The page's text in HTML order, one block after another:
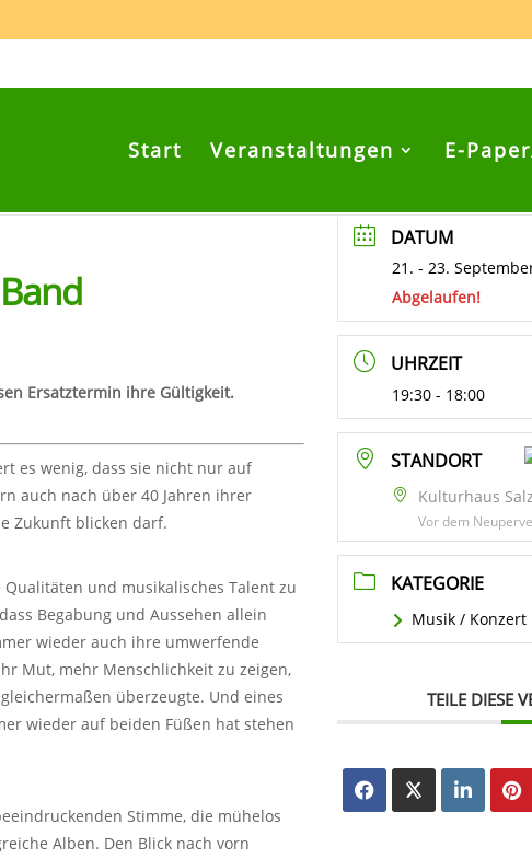
Start Veranstaltungen E-
Ersatztermin ihre Gültigkeit.
es wenig, dass sie nicht nur auf
auch nach über 40 Jahren ihrer
Zukunft blicken darf.
und musikalisches Talent zu
Begabung und Aussehen allein
wieder auch ihre umwerfende
Mut, mehr Menschlichkeit zu zeigen,
überzeugte. Und eines
wieder auf beiden Füßen hat stehen
Stimme, die mühelos
Alben. Den Blick nach vorn
DATUM
21. - 23.
Abgelaufen!
UHRZEIT
19:30 - 18:00
STANDORT
Kulturhaus
Vor dem
KATEGORIE
Musik / Konzert
TEILE DIESE